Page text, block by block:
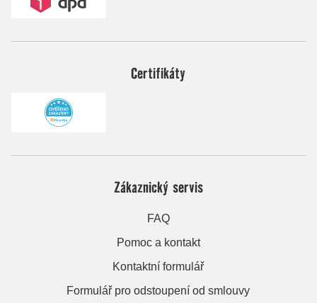
Certifikáty
Zákaznický servis
FAQ
Pomoc a kontakt
Kontaktní formulář
Formulář pro odstoupení od smlouvy